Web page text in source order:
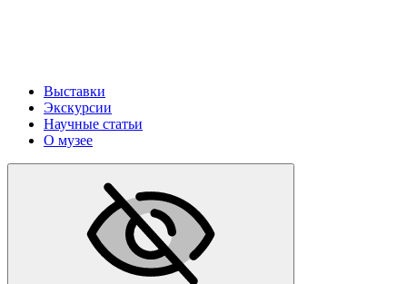
Выставки
Экскурсии
Научные статьи
О музее